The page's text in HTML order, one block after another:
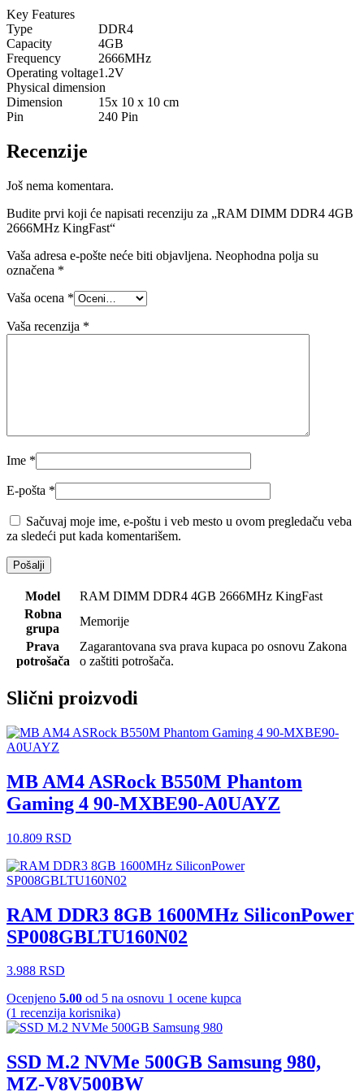
Key Features
Type
DDR4
Capacity
4GB
Frequency
2666MHz
Operating voltage1.2V
Physical dimension
Dimension
15x 10 x 10 cm
Pin
240 Pin
Recenzije
Još nema komentara.
Budite prvi koji će napisati recenziju za „RAM DIMM DDR4 4GB
2666MHz KingFast“
Vaša adresa e-pošte neće biti objavljena. Neophodna polja su
označena *
Vaša ocena *
Vaša recenzija *
Ime *
E-pošta *
Sačuvaj moje ime, e-poštu i veb mesto u ovom pregledaču veba
za sledeći put kada komentarišem.
Model
RAM DIMM DDR4 4GB 2666MHz KingFast
Robna
grupa
Memorije
Prava
potrošača
Zagarantovana sva prava kupaca po osnovu Zakona
o zaštiti potrošača.
Slični proizvodi
MB AM4 ASRock B550M Phantom
Gaming 4 90-MXBE90-A0UAYZ
10.809 RSD
RAM DDR3 8GB 1600MHz SiliconPower
SP008GBLTU160N02
3.988 RSD
Ocenjeno 5.00 od 5 na osnovu 1 ocene kupca
(1 recenzija korisnika)
SSD M.2 NVMe 500GB Samsung 980,
MZ-V8V500BW